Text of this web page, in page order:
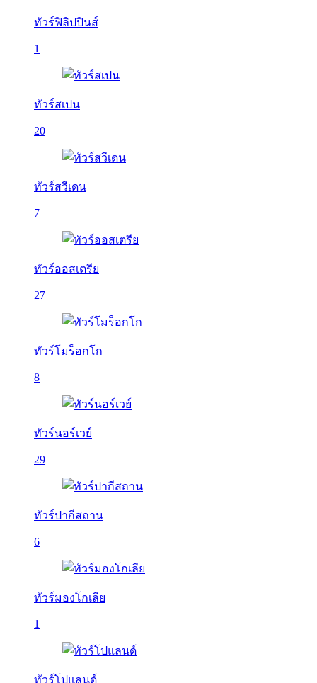
ทัวร์ฟิลิปปินส์
1
ทัวร์สเปน
20
ทัวร์สวีเดน
7
ทัวร์ออสเตรีย
27
ทัวร์โมร็อกโก
8
ทัวร์นอร์เวย์
29
ทัวร์ปากีสถาน
6
ทัวร์มองโกเลีย
1
ทัวร์โปแลนด์